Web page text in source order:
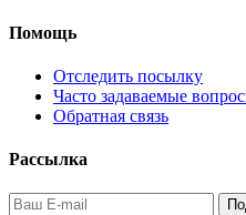
Помощь
Отследить посылку
Часто задаваемые
Обратная связь
Рассылка